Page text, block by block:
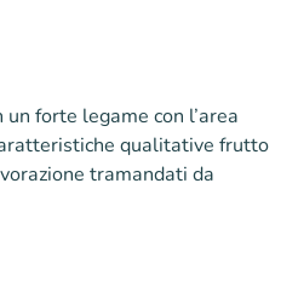
forte legame con l’area
qualitative frutto
tramandati da